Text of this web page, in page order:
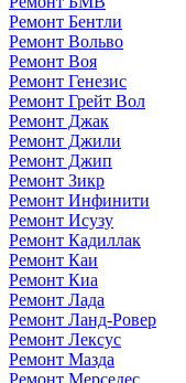
Ремонт Бентли
Ремонт Вольво
Ремонт Воя
Ремонт Генезис
Ремонт Грейт Вол
Ремонт Джак
Ремонт Джили
Ремонт Джип
Ремонт Зикр
Ремонт Инфинити
Ремонт Исузу
Ремонт Кадиллак
Ремонт Каи
Ремонт Киа
Ремонт Лада
Ремонт Ланд-Ровер
Ремонт Лексус
Ремонт Мазда
Ремонт Мерседес